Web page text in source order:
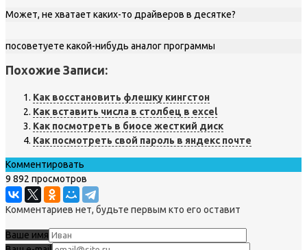
Может, не хватает каких-то драйверов в десятке?
посоветуете какой-нибудь аналог программы
Похожие Записи:
Как восстановить флешку кингстон
Как вставить числа в столбец в excel
Как посмотреть в биосе жесткий диск
Как посмотреть свой пароль в яндекс почте
Комментировать
9 892 просмотров
Комментариев нет, будьте первым кто его оставит
Ваше имя